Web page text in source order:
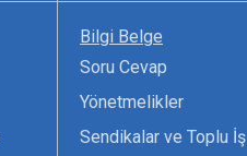
Bilgi Belge
Soru Cevap
Yönetmelikler
Sendikalar ve Toplu İş